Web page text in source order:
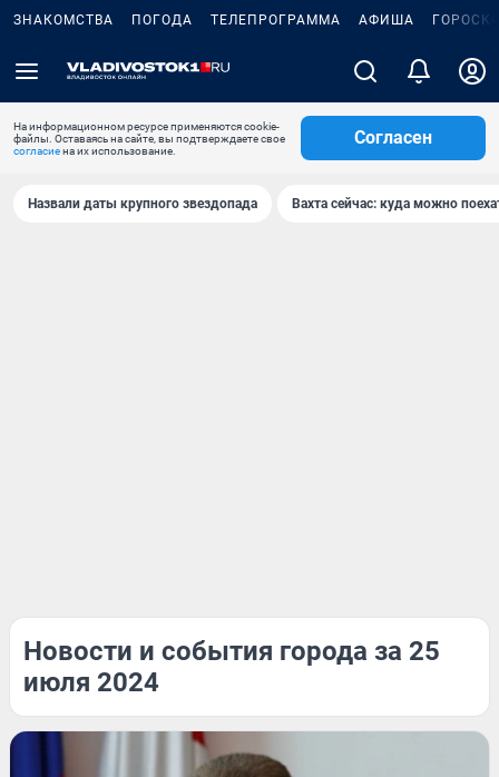
ЗНАКОМСТВА ПОГОДА ТЕЛЕПРОГРАММА АФИША
На информационном ресурсе применяются cookie-
файлы. Оставаясь на сайте, вы подтверждаете свое
согласиена их использование.
Согласен
Назвали даты крупного звездопада Вахта сейчас: куда можно
Новости и события города за 25
июля 2024